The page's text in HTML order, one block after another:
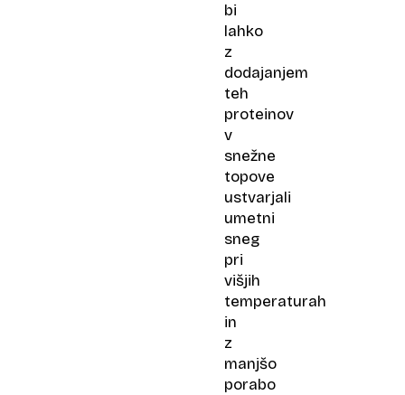
bi
lahko
z
dodajanjem
teh
proteinov
v
snežne
topove
ustvarjali
umetni
sneg
pri
višjih
temperaturah
in
z
manjšo
porabo